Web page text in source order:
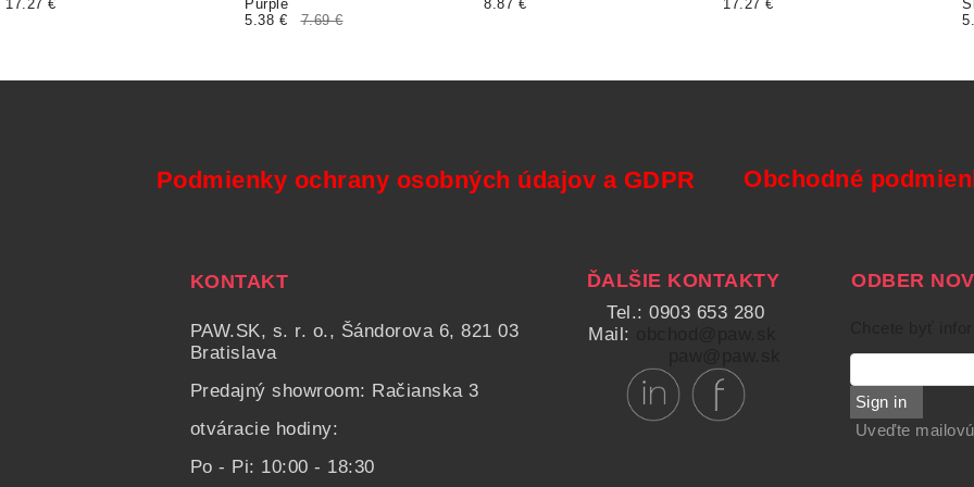
17.27 €
Purple
5.38 € 7.69 €
8.87 €
17.27 €
Podmienky ochrany osobných údajov a GDPR Obchodné
KONTAKT
PAW.SK, s. r. o., Šándorova 6, 821 03
Bratislava
Predajný showroom: Račianska 3
otváracie hodiny:
Po - Pi: 10:00 - 18:30
ĎALŠIE KONTAKTY
Tel.: 0903 653 280
Mail:
ODBER
Sign in
Uveďte